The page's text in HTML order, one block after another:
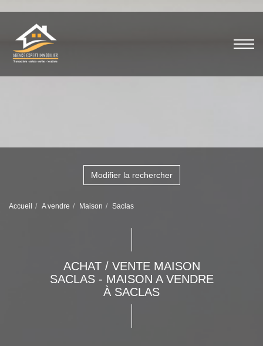
Modifier la rechercher
Accueil A vendre Maison Saclas
ACHAT / VENTE MAISON
SACLAS - MAISON A VENDRE
À SACLAS